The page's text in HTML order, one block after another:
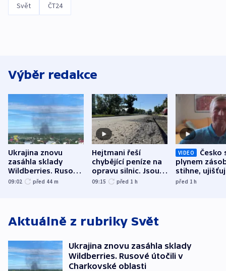
Svět ČT24
Výběr redakce
Ukrajina znovu
zasáhla sklady
Wildberries. Rusové
útočili v Charkovské
09:02 před 44 m
Hejtmani řeší
chybějící peníze na
opravu silnic. Jsou
nenárokové, namítá
09:15 před 1 h
VIDEO
Česko
plynem
stihne,
expert.
před 1h
Aktuálně z rubriky Svět
Ukrajina znovu zasáhla sklady
Wildberries. Rusové útočili v
Charkovské oblasti